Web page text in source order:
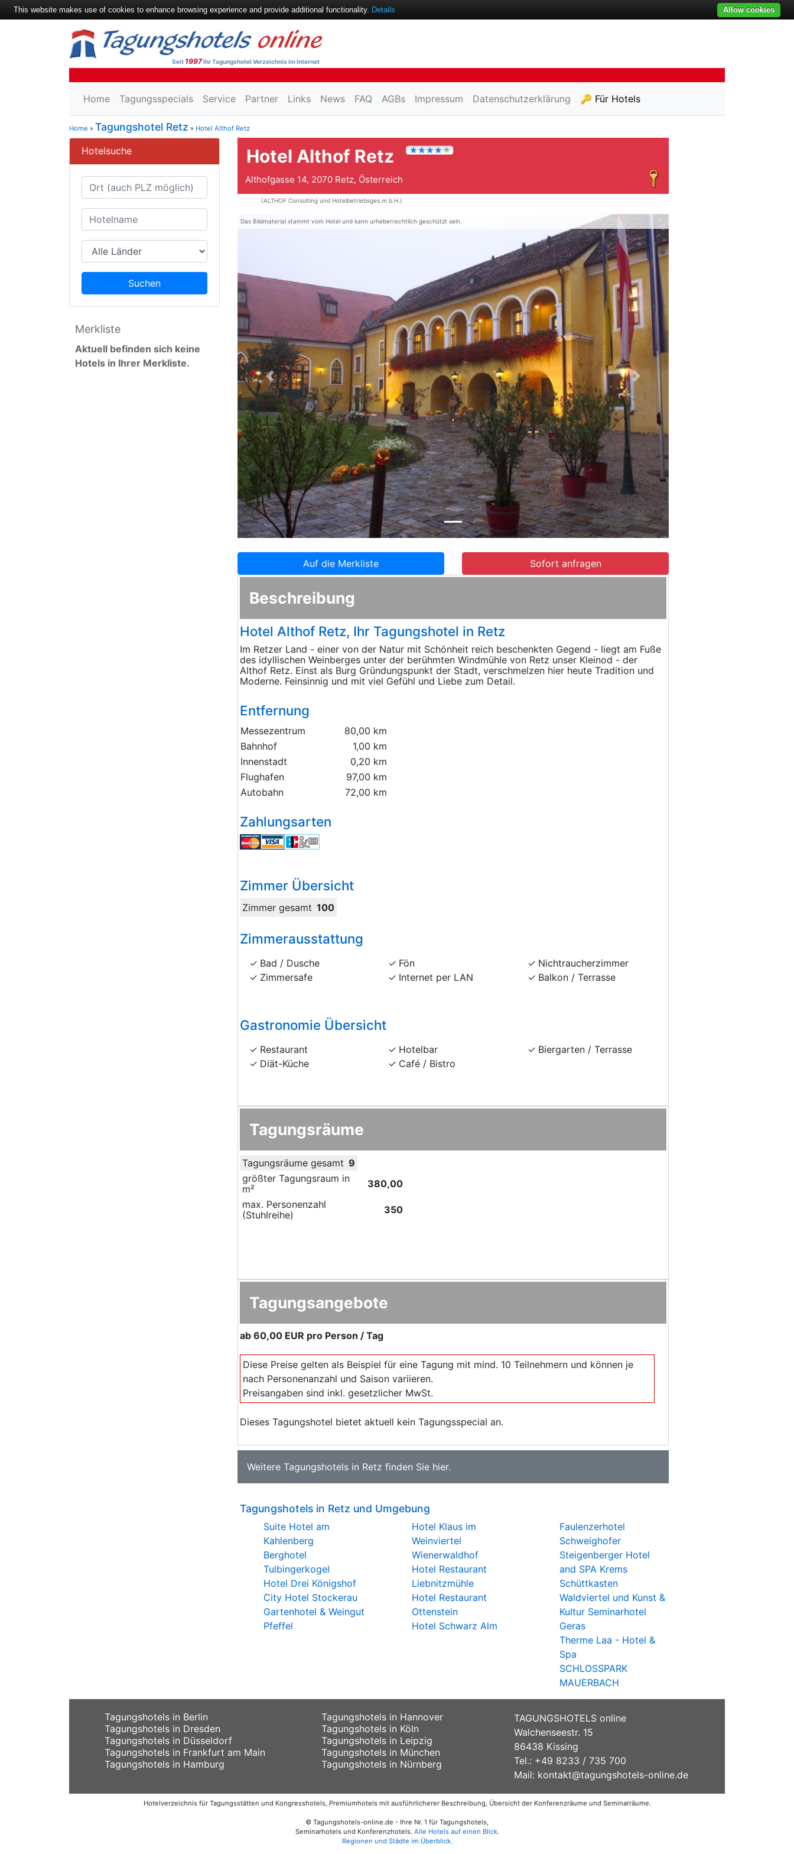
Seit 1997Ihr Tagungshotel Verzeichnis im Internet
Home Tagungsspecials Service Partner Links News FAQ AGBs Impressum Datenschutzerklärung 🔑 Für Hotels
Home » Tagungshotel Retz » Hotel Althof Retz
Hotelsuche
Suchen
Merkliste
Aktuell befinden sich keine
Hotels in Ihrer Merkliste.
Hotel Althof Retz
Althofgasse 14, 2070 Retz, Österreich
(ALTHOF Consulting und Hotelbetriebsges.m.b.H.)
Das Bildmaterial stammt vom Hotel und kann urheberrechtlich geschützt sein.
Zurück Weiter
Auf die Merkliste Sofort anfragen
Beschreibung
Hotel Althof Retz, Ihr Tagungshotel in Retz
Im Retzer Land - einer von der Natur mit Schönheit reich beschenkten Gegend - liegt am Fuße
des idyllischen Weinberges unter der berühmten Windmühle von Retz unser Kleinod - der
Althof Retz. Einst als Burg Gründungspunkt der Stadt, verschmelzen hier heute Tradition und
Moderne. Feinsinnig und mit viel Gefühl und Liebe zum Detail.
Entfernung
Messezentrum
80,00 km
Bahnhof
1,00 km
Innenstadt
0,20 km
Flughafen
97,00 km
Autobahn
72,00 km
Zahlungsarten
Zimmer Übersicht
Zimmer gesamt 100
Zimmerausstattung
Bad / Dusche
Zimmersafe
Fön
Internet per LAN
Nichtraucherzimmer
Balkon / Terrasse
Gastronomie Übersicht
Restaurant
Diät-Küche
Hotelbar
Café / Bistro
Biergarten / Terrasse
Tagungsräume
Tagungsräume gesamt 9
größter Tagungsraum in
m²
380,00
max. Personenzahl
(Stuhlreihe)
350
Tagungsangebote
ab 60,00 EUR pro Person / Tag
Diese Preise gelten als Beispiel für eine Tagung mit mind. 10 Teilnehmern und können je
nach Personenanzahl und Saison variieren.
Preisangaben sind inkl. gesetzlicher MwSt.
Dieses Tagungshotel bietet aktuell kein Tagungsspecial an.
Weitere Tagungshotels in Retz finden Sie hier.
Tagungshotels in Retz und Umgebung
Suite Hotel am
Kahlenberg
Berghotel
Tulbingerkogel
Hotel Drei Königshof
City Hotel Stockerau
Gartenhotel & Weingut
Pfeffel
Hotel Klaus im
Weinviertel
Wienerwaldhof
Hotel Restaurant
Liebnitzmühle
Hotel Restaurant
Ottenstein
Hotel Schwarz Alm
Faulenzerhotel
Schweighofer
Steigenberger Hotel
and SPA Krems
Schüttkasten
Waldviertel und Kunst &
Kultur Seminarhotel
Geras
Therme Laa - Hotel &
Spa
SCHLOSSPARK
MAUERBACH
Tagungshotels in Berlin
Tagungshotels in Dresden
Tagungshotels in Düsseldorf
Tagungshotels in Frankfurt am Main
Tagungshotels in Hamburg
Tagungshotels in Hannover
Tagungshotels in Köln
Tagungshotels in Leipzig
Tagungshotels in München
Tagungshotels in Nürnberg
TAGUNGSHOTELS online
Walchenseestr. 15
86438 Kissing
Tel.: +49 8233 / 735 700
Mail: kontakt@tagungshotels-online.de
Hotelverzeichnis für Tagungsstätten und Kongresshotels, Premiumhotels mit ausführlicherer Beschreibung, Übersicht der Konferenzräume und Seminarräume.
© Tagungshotels-online.de - Ihre Nr. 1 für Tagungshotels,
Seminarhotels und Konferenzhotels. Alle Hotels auf einen Blick.
Regionen und Städte im Überblick.
This website makes use of cookies to enhance browsing experience and provide additional functionality. Details Allow cookies